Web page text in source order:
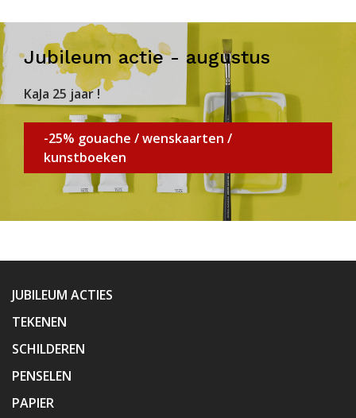
Jubileum actie - augustus
KaJa 25 jaar !
-25% gouache / wenskaarten /
kunstboeken
JUBILEUM ACTIES
TEKENEN
SCHILDEREN
PENSELEN
PAPIER